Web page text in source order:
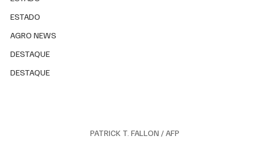
ESTADO
AGRO NEWS
DESTAQUE
DESTAQUE
PATRICK T. FALLON / AFP